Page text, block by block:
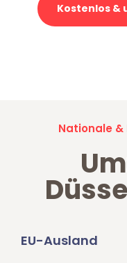
Kostenlos &
Nationale
EU-Ausland